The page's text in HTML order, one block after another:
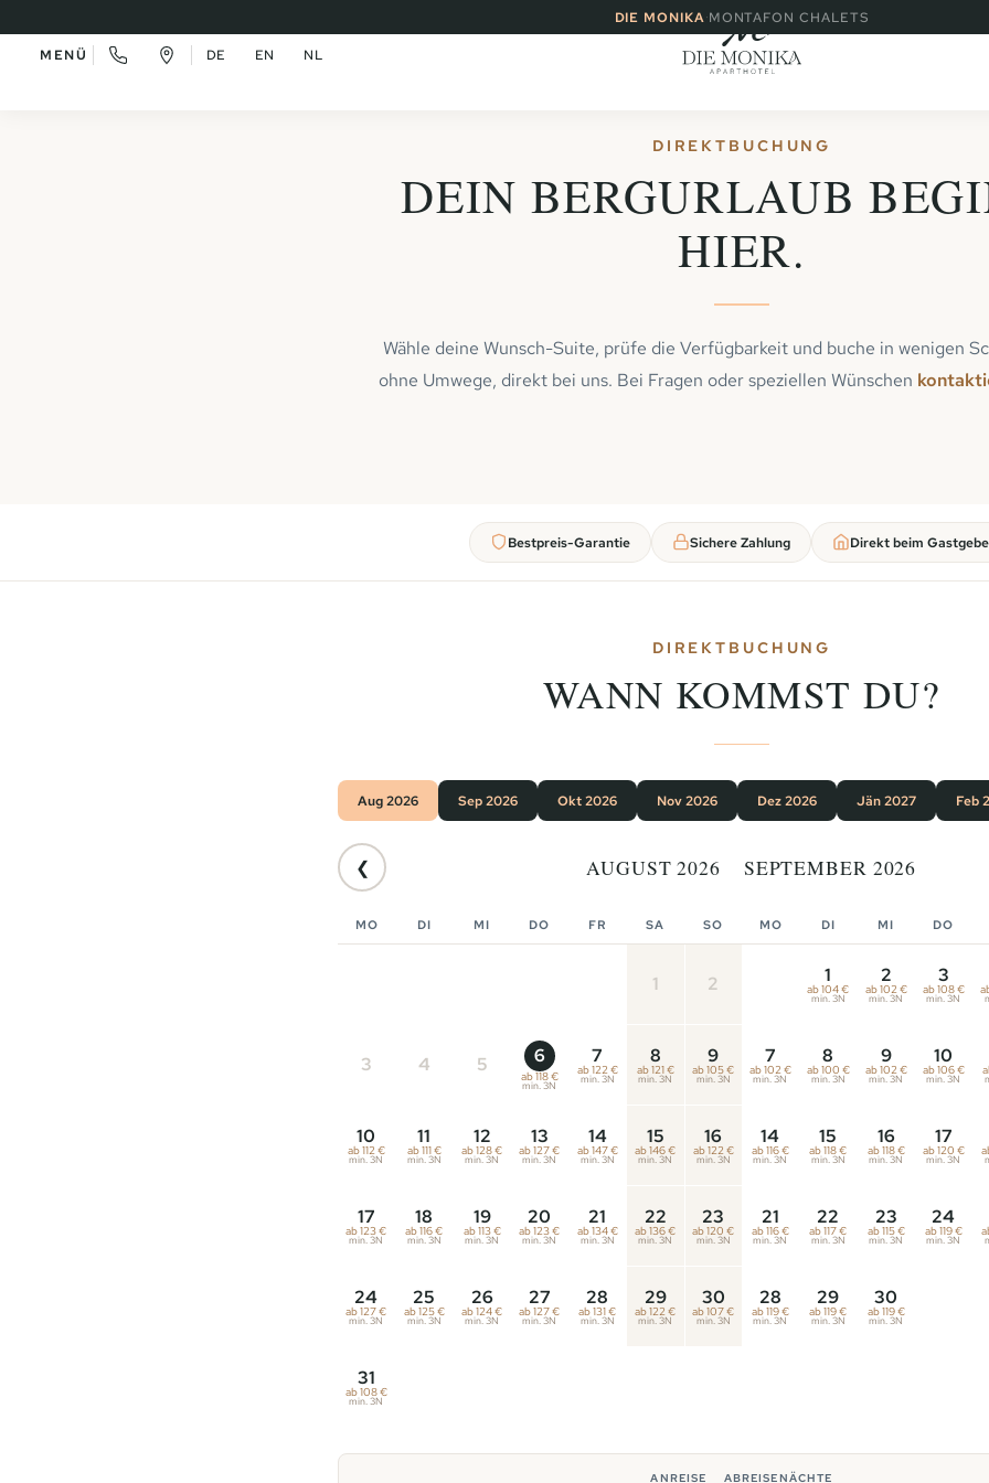
DIE MONIKA·MONTAFON CHALETS
MENÜ DE EN NL
DIREKTBUCHUNG
DEIN BERGURLAUB
HIER.
Wähle deine Wunsch-Suite, prüfe die Verfügbarkeit und buche in wenigen
ohne Umwege, direkt bei uns. Bei Fragen oder speziellen Wünschen
Bestpreis-Garantie Sichere Zahlung Direkt beim
DIREKTBUCHUNG
WANN KOMMST DU?
Aug 2026 Sep 2026 Okt 2026 Nov 2026 Dez 2026 Jän 2027 Feb
❮ AUGUST 2026 SEPTEMBER 2026
MO DI MI DO FR SA SO
1 2
3 4 5 6
ab 118 €
min. 3N
7
ab 122 €
min. 3N
8
ab 121 €
min. 3N
9
ab 105 €
min. 3N
10
ab 112 €
min. 3N
11
ab 111 €
min. 3N
12
ab 128 €
min. 3N
13
ab 127 €
min. 3N
14
ab 147 €
min. 3N
15
ab 146 €
min. 3N
16
ab 122 €
min. 3N
17
ab 123 €
min. 3N
18
ab 116 €
min. 3N
19
ab 113 €
min. 3N
20
ab 123 €
min. 3N
21
ab 134 €
min. 3N
22
ab 136 €
min. 3N
23
ab 120 €
min. 3N
24
ab 127 €
min. 3N
25
ab 125 €
min. 3N
26
ab 124 €
min. 3N
27
ab 127 €
min. 3N
28
ab 131 €
min. 3N
29
ab 122 €
min. 3N
30
ab 107 €
min. 3N
31
ab 108 €
min. 3N
MO DI MI DO
1
ab 104 €
min. 3N
2
ab 102 €
min. 3N
3
ab 108 €
min. 3N
7
ab 102 €
min. 3N
8
ab 100 €
min. 3N
9
ab 102 €
min. 3N
10
ab 106 €
min. 3N
14
ab 116 €
min. 3N
15
ab 118 €
min. 3N
16
ab 118 €
min. 3N
17
ab 120 €
min. 3N
21
ab 116 €
min. 3N
22
ab 117 €
min. 3N
23
ab 115 €
min. 3N
24
ab 119 €
min. 3N
28
ab 119 €
min. 3N
29
ab 119 €
min. 3N
30
ab 119 €
min. 3N
ANREISE ABREISENÄCHTE